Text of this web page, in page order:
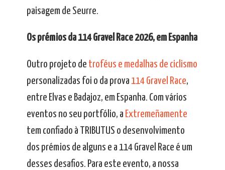
paisagem de Seurre.
Os prémios da 114 Gravel Race 2026, em Espanha
Outro projeto de troféus e medalhas de ciclismo
personalizadas foi o da prova 114 Gravel Race,
entre Elvas e Badajoz, em Espanha. Com vários
eventos no seu portfólio, a Extremeñamente
tem confiado à TRIBUTUS o desenvolvimento
dos prémios de alguns e a 114 Gravel Race é um
desses desafios. Para este evento, a nossa